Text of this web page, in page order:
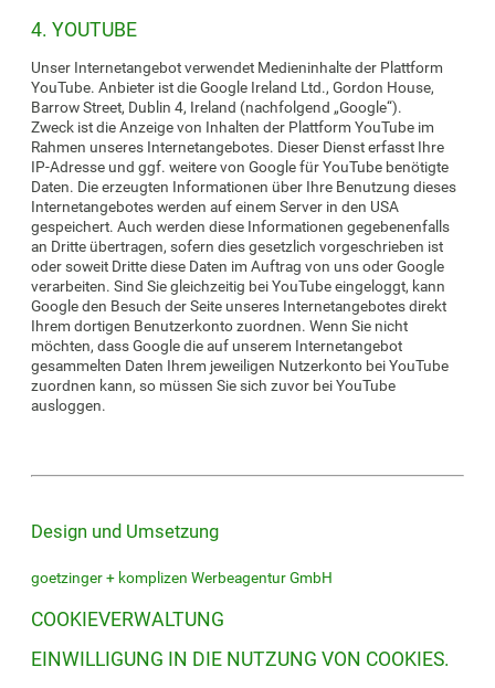
4. YOUTUBE
Unser Internetangebot verwendet Medieninhalte der Plattform
YouTube. Anbieter ist die Google Ireland Ltd., Gordon House,
Barrow Street, Dublin 4, Ireland (nachfolgend „Google“).
Zweck ist die Anzeige von Inhalten der Plattform YouTube im
Rahmen unseres Internetangebotes. Dieser Dienst erfasst Ihre
IP-Adresse und ggf. weitere von Google für YouTube benötigte
Daten. Die erzeugten Informationen über Ihre Benutzung dieses
Internetangebotes werden auf einem Server in den USA
gespeichert. Auch werden diese Informationen gegebenenfalls
an Dritte übertragen, sofern dies gesetzlich vorgeschrieben ist
oder soweit Dritte diese Daten im Auftrag von uns oder Google
verarbeiten. Sind Sie gleichzeitig bei YouTube eingeloggt, kann
Google den Besuch der Seite unseres Internetangebotes direkt
Ihrem dortigen Benutzerkonto zuordnen. Wenn Sie nicht
möchten, dass Google die auf unserem Internetangebot
gesammelten Daten Ihrem jeweiligen Nutzerkonto bei YouTube
zuordnen kann, so müssen Sie sich zuvor bei YouTube
ausloggen.
Design und Umsetzung
goetzinger + komplizen Werbeagentur GmbH
COOKIEVERWALTUNG
EINWILLIGUNG IN DIE NUTZUNG VON COOKIES.